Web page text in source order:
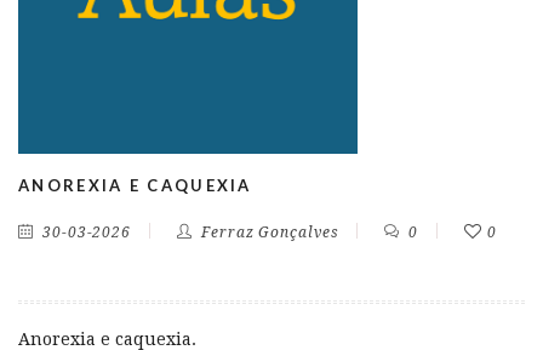
ANOREXIA E CAQUEXIA
30-03-2026 Ferraz Gonçalves 0 0
Anorexia e caquexia.